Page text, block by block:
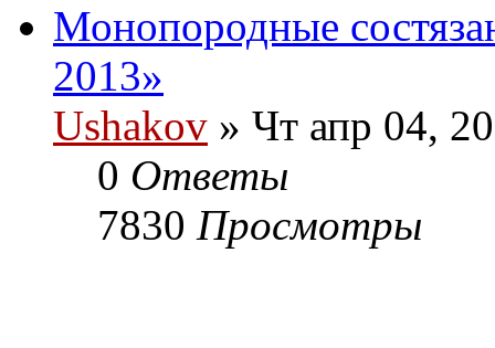
Монопородные
2013»
Ushakov » Чт апр 04,
0 Ответы
7830 Просмотры